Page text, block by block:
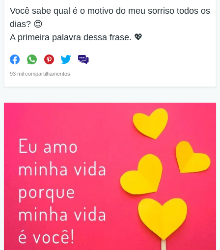
Você sabe qual é o motivo do meu sorriso todos os
dias? 😍
A primeira palavra dessa frase. 💖
93 mil compartilhamentos